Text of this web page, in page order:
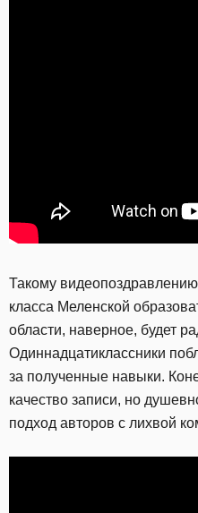
Такому
класса Меленской
области, наверное, будет
Одиннадцатиклассники
за полученные навыки.
качество записи, но
подход авторов с лихвой